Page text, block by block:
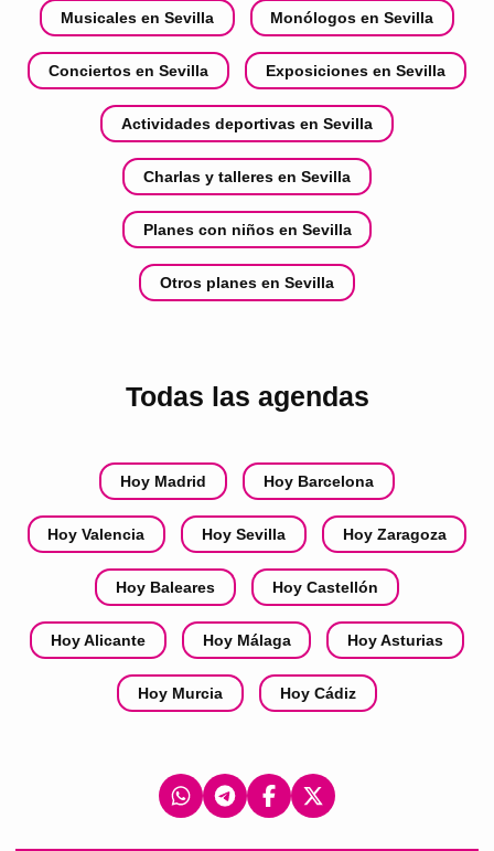
Musicales en Sevilla Monólogos en Sevilla
Conciertos en Sevilla Exposiciones en Sevilla
Actividades deportivas en Sevilla
Charlas y talleres en Sevilla
Planes con niños en Sevilla
Otros planes en Sevilla
Todas las agendas
Hoy Madrid Hoy Barcelona
Hoy Valencia Hoy Sevilla Hoy Zaragoza
Hoy Baleares Hoy Castellón
Hoy Alicante Hoy Málaga Hoy Asturias
Hoy Murcia Hoy Cádiz